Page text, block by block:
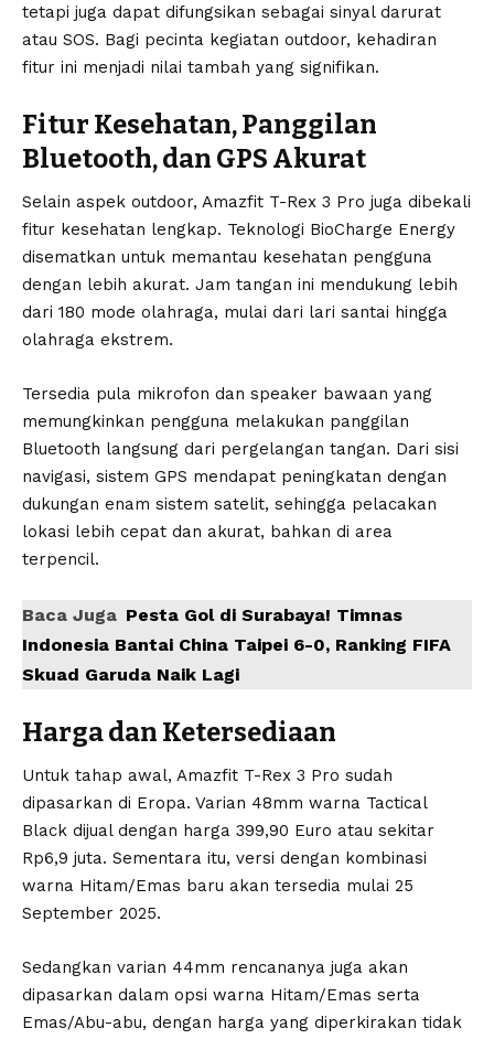
tetapi juga dapat difungsikan sebagai sinyal darurat
atau SOS. Bagi pecinta kegiatan outdoor, kehadiran
fitur ini menjadi nilai tambah yang signifikan.
Fitur Kesehatan, Panggilan
Bluetooth, dan GPS Akurat
Selain aspek outdoor, Amazfit T-Rex 3 Pro juga dibekali
fitur kesehatan lengkap. Teknologi BioCharge Energy
disematkan untuk memantau kesehatan pengguna
dengan lebih akurat. Jam tangan ini mendukung lebih
dari 180 mode olahraga, mulai dari lari santai hingga
olahraga ekstrem.
Tersedia pula mikrofon dan speaker bawaan yang
memungkinkan pengguna melakukan panggilan
Bluetooth langsung dari pergelangan tangan. Dari sisi
navigasi, sistem GPS mendapat peningkatan dengan
dukungan enam sistem satelit, sehingga pelacakan
lokasi lebih cepat dan akurat, bahkan di area
terpencil.
Baca Juga Pesta Gol di Surabaya! Timnas
Indonesia Bantai China Taipei 6-0, Ranking FIFA
Skuad Garuda Naik Lagi
Harga dan Ketersediaan
Untuk tahap awal, Amazfit T-Rex 3 Pro sudah
dipasarkan di Eropa. Varian 48mm warna Tactical
Black dijual dengan harga 399,90 Euro atau sekitar
Rp6,9 juta. Sementara itu, versi dengan kombinasi
warna Hitam/Emas baru akan tersedia mulai 25
September 2025.
Sedangkan varian 44mm rencananya juga akan
dipasarkan dalam opsi warna Hitam/Emas serta
Emas/Abu-abu, dengan harga yang diperkirakan tidak